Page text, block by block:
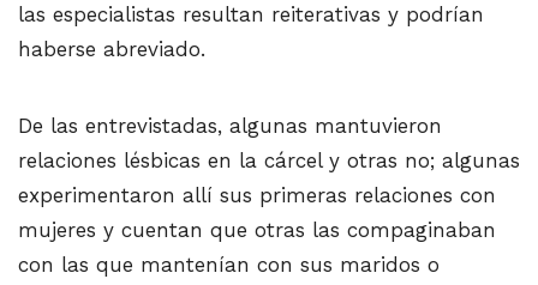
las especialistas resultan reiterativas y podrían
haberse abreviado.
De las entrevistadas, algunas mantuvieron
relaciones lésbicas en la cárcel y otras no; algunas
experimentaron allí sus primeras relaciones con
mujeres y cuentan que otras las compaginaban
con las que mantenían con sus maridos o